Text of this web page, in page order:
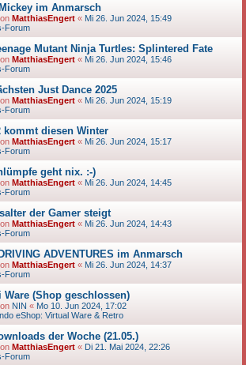
im Anmarsch
MatthiasEngert « Mi 26. Jun 2024, 15:49
Forum
Mutant Ninja Turtles: Splintered Fate
MatthiasEngert « Mi 26. Jun 2024, 15:46
Forum
Just Dance 2025
MatthiasEngert « Mi 26. Jun 2024, 15:19
Forum
kommt diesen Winter
MatthiasEngert « Mi 26. Jun 2024, 15:17
Forum
geht nix. :-)
MatthiasEngert « Mi 26. Jun 2024, 14:45
Forum
der Gamer steigt
MatthiasEngert « Mi 26. Jun 2024, 14:43
Forum
ADVENTURES im Anmarsch
MatthiasEngert « Mi 26. Jun 2024, 14:37
Forum
Ware (Shop geschlossen)
NIN « Mo 10. Jun 2024, 17:02
eShop: Virtual Ware & Retro
der Woche (21.05.)
MatthiasEngert « Di 21. Mai 2024, 22:26
Forum